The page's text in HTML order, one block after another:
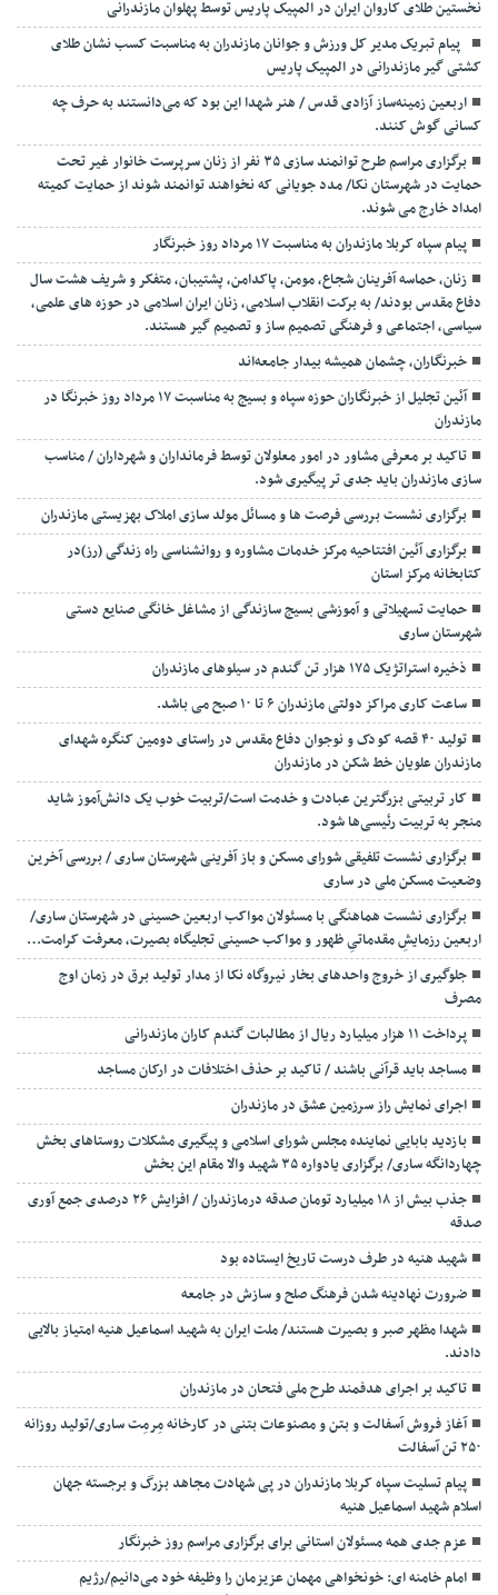
نخستین طلای کاروان ایران در المپیک پاریس توسط پهلوان مازندرانی
‍ ‍ پیام تبریک مدیر کل ورزش و جوانان مازندران به مناسبت کسب نشان طلای
کشتی گیر مازندرانی در المپیک پاریس
اربعین زمینه‌ساز آزادی قدس / هنر شهدا این بود که می‌دانستند به حرف چه
کسانی گوش کنند.
برگزاری مراسم طرح توانمند سازی ۳۵ نفر از زنان سرپرست خانوار غیر تحت
حمایت در شهرستان نکا/ مدد جویانی که نخواهند توانمند شوند از حمایت کمیته
امداد خارج می شوند.
پیام سپاه کربلا مازندران به مناسبت ۱۷ مرداد روز خبرنگار
زنان، حماسه آفرینان شجاع، مومن، پاکدامن، پشتیبان، متفکر و شریف هشت سال
دفاع مقدس بودند/ به برکت انقلاب اسلامی، زنان ایران اسلامی در حوزه های علمی،
سیاسی، اجتماعی و فرهنگی تصمیم ساز و تصمیم گیر هستند.
خبرنگاران، چشمان همیشه بیدار جامعه‌اند
آئین تجلیل از خبرنگاران حوزه سپاه و بسیج به مناسبت ۱۷ مرداد روز خبرنگا در
مازندران
تاکید بر معرفی مشاور در امور معلولان توسط فرمانداران و شهرداران / مناسب
سازی مازندران باید جدی تر پیگیری شود.
برگزاری نشست بررسی فرصت ها و مسائل مولد سازی املاک بهزیستی مازندران
برگزاری آئین افتتاحیه مرکز خدمات مشاوره و روانشناسی راه زندگی (رز)در
کتابخانه مرکز استان
حمایت تسهیلاتی و آموزشی بسیج سازندگی از مشاغل خانگی صنایع دستی
شهرستان ساری
ذخیره استراتژیک ۱۷۵ هزار تن گندم در سیلوهای مازندران
ساعت کاری مراکز دولتی مازندران ۶ تا ۱۰ صبح می باشد.
تولید ۴۰ قصه کودک و نوجوان دفاع مقدس در راستای دومین کنگره شهدای
مازندران علویان خط شکن در مازندران
کار تربیتی بزرگترین عبادت و خدمت است/تربیت خوب یک دانش‌آموز شاید
منجر به تربیت رئیسی‌ها شود.
برگزاری ‌نشست تلفیقی شورای مسکن و باز آفرینی شهرستان ساری / بررسی آخرین
وضعیت مسکن ملی در ساری
برگزاری نشست هماهنگی با مسئولان مواکب اربعین حسینی در شهرستان ساری/
اربعین رزمایشِ مقدماتیِ ظهور و مواکب حسینی تجلیگاه بصیرت، معرفت کرامت…
جلوگیری از خروج واحدهای بخار نیروگاه نکا از مدار تولید برق در زمان اوج
مصرف
پرداخت ۱۱ هزار میلیارد ریال از مطالبات گندم کاران مازندرانی
مساجد باید قرآنی باشند / تاکید بر حذف اختلافات در ارکان مساجد
اجرای نمایش راز سرزمین عشق در مازندران
بازدید بابایی نماینده مجلس شورای اسلامی و پیگیری مشکلات روستاهای بخش
چهاردانگه ساری/ برگزاری یادواره ۳۵ شهید والا مقام این بخش
جذب بیش از ۱۸ میلیارد تومان صدقه درمازندران / افزایش ۲۶ درصدی جمع آوری
صدقه
شهید هنیه در طرف درست تاریخ ایستاده بود
ضرورت نهادینه شدن فرهنگ صلح و سازش در جامعه
شهدا مظهر صبر و بصیرت هستند/ ملت ایران به شهید اسماعیل هنیه امتیاز بالایی
دادند.
تاکید بر اجرای هدفمند طرح ملی فتحان در مازندران
آغاز فروش آسفالت و بتن و مصنوعات بتنی در کارخانه مِرمِت ساری/تولید روزانه
۲۵۰ تن آسفالت
پیام تسلیت سپاه کربلا مازندران در پی شهادت مجاهد بزرگ و برجسته جهان
اسلام شهید اسماعیل هنیه
عزم جدی همه مسئولان استانی برای برگزاری مراسم روز خبرنگار
امام خامنه ای: خونخواهی مهمان عزیزمان را وظیفه خود می‌دانیم/رژیم